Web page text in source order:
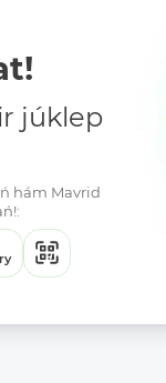
júklep
hám Mavrid